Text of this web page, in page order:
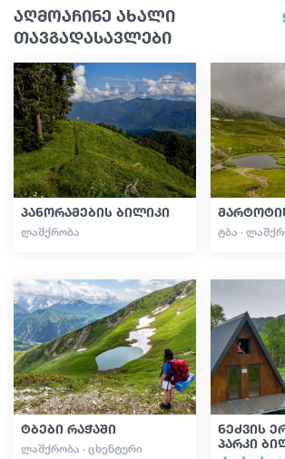
აღმოაჩინე ახალი
თავგადასავლები
პანორამების ბილიკი
ᲚᲐᲨᲥᲠᲝᲑᲐ ᲢᲑᲐ ·
ტბები რაჭაში
ᲚᲐᲨᲥᲠᲝᲑᲐ · ᲪᲮᲔᲜᲢᲣᲠᲘ
ნეძვის
პარკი